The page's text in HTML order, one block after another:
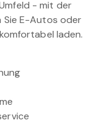
- mit der
Sie E-Autos oder
laden.